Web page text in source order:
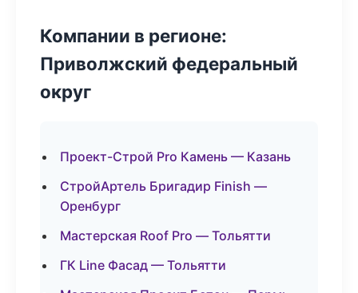
Компании в регионе:
Приволжский федеральный
округ
Проект-Строй Pro Камень — Казань
СтройАртель Бригадир Finish —
Оренбург
Мастерская Roof Pro — Тольятти
ГК Line Фасад — Тольятти